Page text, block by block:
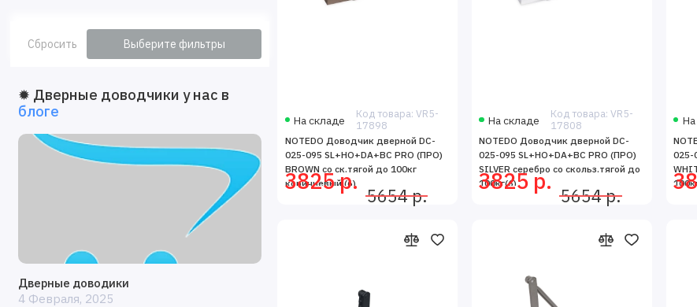
Сбросить Выберите фильтры
✹ Дверные доводчики у нас в
блоге
Дверные доводики
4 Февраля, 2025
На складе
Код товара: VR5-
17898
NOTEDO Доводчик дверной DC-
025-095 SL+HO+DA+BC PRO (ПРО)
BROWN со ск.тягой до 100кг
коричневый (6)
3825 р.
5654 р.
На складе
Код товара: VR5-
17808
NOTEDO Доводчик дверной DC-
025-095 SL+HO+DA+BC PRO (ПРО)
SILVER серебро со скольз.тягой до
100кг(6)
3825 р.
5654 р.
025-